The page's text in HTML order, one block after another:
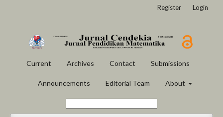
Current Archives Contact Submissions
Announcements Editorial Team About
Register Login